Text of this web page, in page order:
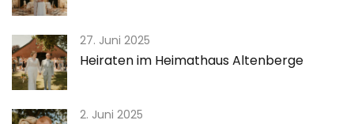
27. Juni 2025
Heiraten im Heimathaus Altenberge
2. Juni 2025